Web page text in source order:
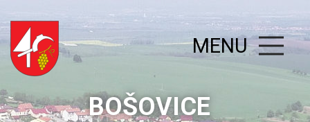
BOŠOVICE
MENU